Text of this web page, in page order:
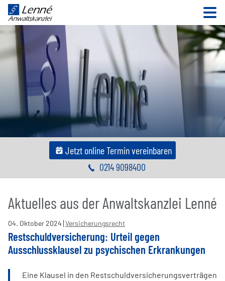
Jetzt online Termin vereinbaren
0214 9098400
Aktuelles aus der Anwaltskanzlei Lenné
04. Oktober2024 Versicherungsrecht
Restschuldversicherung: Urteil gegen
Ausschlussklausel zu psychischen Erkrankungen
Eine Klausel in den Restschuldversicherungsverträgen